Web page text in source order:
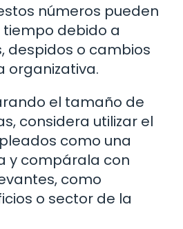
números pueden
debido a
despidos o cambios
organizativa.
el tamaño de
considera utilizar el
como una
y compárala con
como
o sector de la